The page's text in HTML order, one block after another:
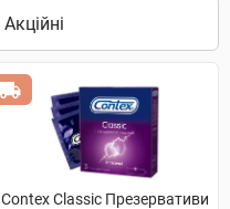
Contex Classic Презервативи